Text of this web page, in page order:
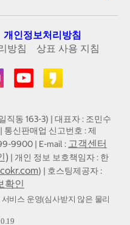
개인정보처리방침
방침
상표 사용 지침
직동 163-3) | 대표자 : 조민수
통신판매업 신고번호 : 제
9900 | E-mail : 고객센터
) | 개인 정보 보호책임자 : 한
) | 호스팅제공자 :
확인
비스 운영(심사받지 않은 물리